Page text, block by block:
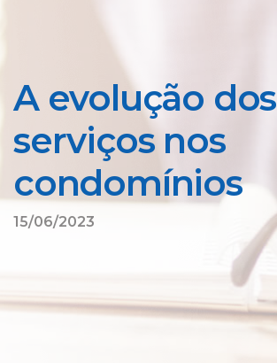
A evolução dos
serviços nos
condomínios
15/06/2023